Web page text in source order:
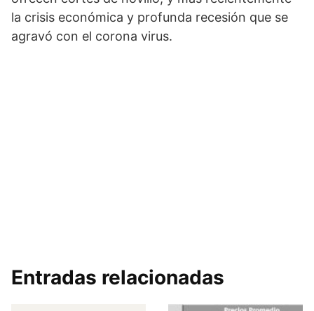
la crisis económica y profunda recesión que se
agravó con el corona virus.
Entradas relacionadas